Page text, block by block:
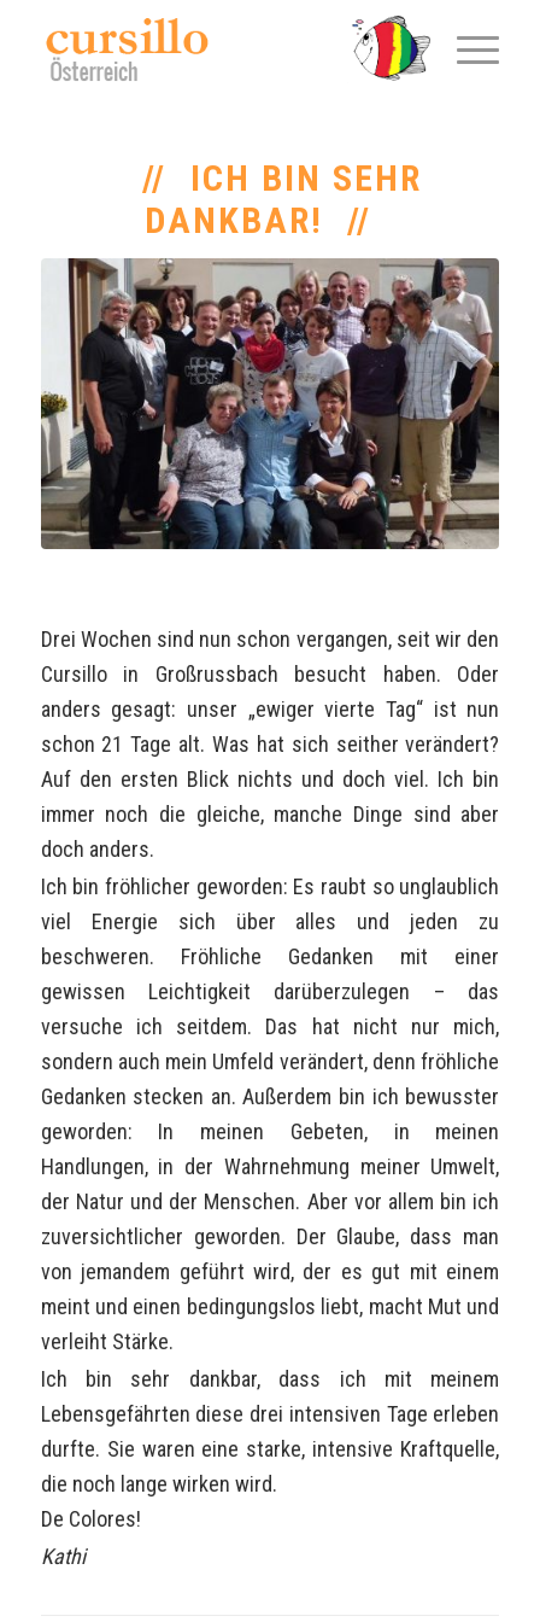
ICH BIN SEHR
DANKBAR!
Drei Wochen sind nun schon vergangen, seit wir den
Cursillo in Großrussbach besucht haben. Oder
anders gesagt: unser „ewiger vierte Tag“ ist nun
schon 21 Tage alt. Was hat sich seither verändert?
Auf den ersten Blick nichts und doch viel. Ich bin
immer noch die gleiche, manche Dinge sind aber
doch anders.
Ich bin fröhlicher geworden: Es raubt so unglaublich
viel Energie sich über alles und jeden zu
beschweren. Fröhliche Gedanken mit einer
gewissen Leichtigkeit darüberzulegen – das
versuche ich seitdem. Das hat nicht nur mich,
sondern auch mein Umfeld verändert, denn fröhliche
Gedanken stecken an. Außerdem bin ich bewusster
geworden: In meinen Gebeten, in meinen
Handlungen, in der Wahrnehmung meiner Umwelt,
der Natur und der Menschen. Aber vor allem bin ich
zuversichtlicher geworden. Der Glaube, dass man
von jemandem geführt wird, der es gut mit einem
meint und einen bedingungslos liebt, macht Mut und
verleiht Stärke.
Ich bin sehr dankbar, dass ich mit meinem
Lebensgefährten diese drei intensiven Tage erleben
durfte. Sie waren eine starke, intensive Kraftquelle,
die noch lange wirken wird.
De Colores!
Kathi